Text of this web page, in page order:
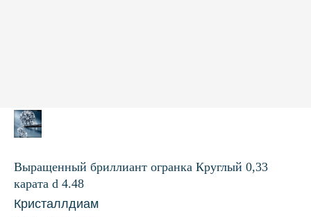
Выращенный бриллиант огранка Круглый 0,33
карата d 4.48
Кристаллдиам